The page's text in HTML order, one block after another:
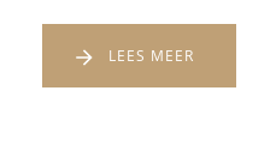
LEES MEER